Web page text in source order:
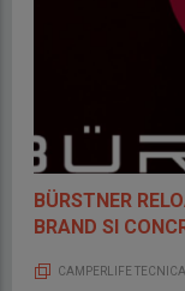
BÜRSTNER
BRAND SI
CAMPERLIFE TECNICA